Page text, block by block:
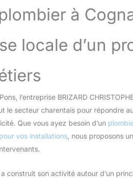
à
locale d’un
l’entreprise BRIZARD
le secteur charentais pour répondre
Que vous ayez besoin d’un
vos installations , nous proposons
construit son activité autour d’un